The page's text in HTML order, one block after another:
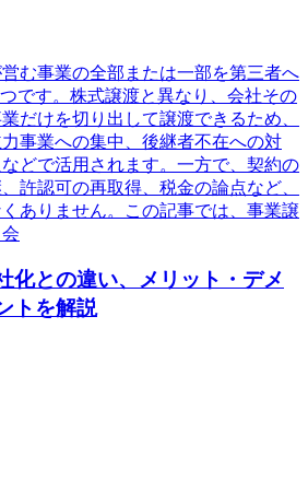
む事業の全部または一部を第三者へ
です。株式譲渡と異なり、会社その
だけを切り出して譲渡できるため、
事業への集中、後継者不在への対
どで活用されます。一方で、契約の
許認可の再取得、税金の論点など、
ありません。この記事では、事業譲
化との違い、メリット・デメ
トを解説